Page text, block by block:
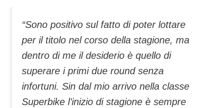
“Sono positivo sul fatto di poter lottare
per il titolo nel corso della stagione, ma
dentro di me il desiderio è quello di
superare i primi due round senza
infortuni. Sin dal mio arrivo nella classe
Superbike l’inizio di stagione è sempre